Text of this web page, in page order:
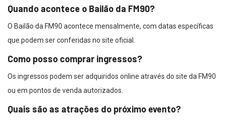
Quando acontece o Bailão da FM90?
O Bailão da FM90 acontece mensalmente, com datas específicas
que podem ser conferidas no site oficial.
Como posso comprar ingressos?
Os ingressos podem ser adquiridos online através do site da FM90
ou em pontos de venda autorizados.
Quais são as atrações do próximo evento?